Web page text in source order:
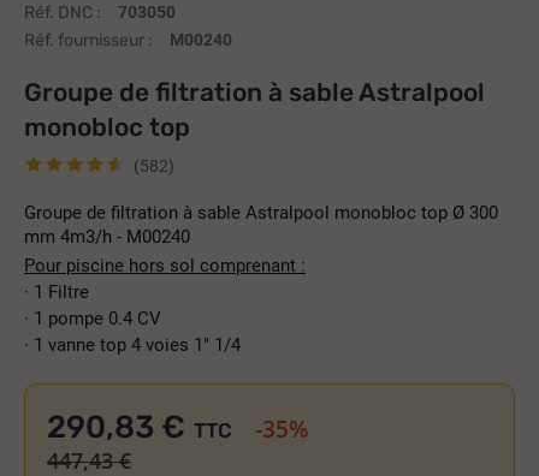
Réf. DNC : 703050
Réf. fournisseur : M00240
Groupe de filtration à sable Astralpool
monobloc top
(582)
Groupe de filtration à sable Astralpool monobloc top Ø 300
mm 4m3/h - M00240
Pour piscine hors sol comprenant :
· 1 Filtre
· 1 pompe 0.4 CV
· 1 vanne top 4 voies 1" 1/4
290,83 € TTC -35%
447,43 €